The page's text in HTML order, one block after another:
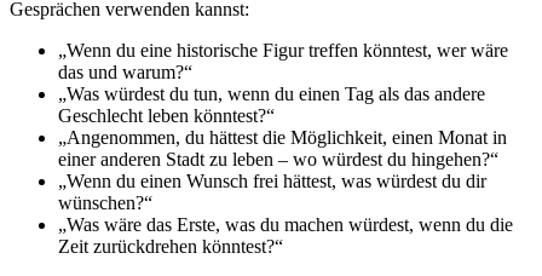
Gesprächen verwenden kannst:
„Wenn du eine historische Figur treffen könntest, wer wäre
das und warum?“
„Was würdest du tun, wenn du einen Tag als das andere
Geschlecht leben könntest?“
„Angenommen, du hättest die Möglichkeit, einen Monat in
einer anderen Stadt zu leben – wo würdest du hingehen?“
„Wenn du einen Wunsch frei hättest, was würdest du dir
wünschen?“
„Was wäre das Erste, was du machen würdest, wenn du die
Zeit zurückdrehen könntest?“